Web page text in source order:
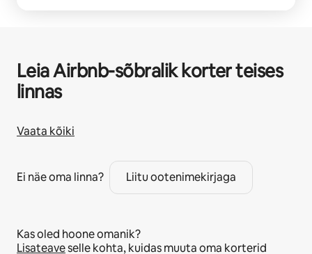
Leia Airbnb-sõbralik korter teises
linnas
Vaata kõiki
Ei näe oma linna? Liitu ootenimekirjaga
Kas oled hoone omanik?
Lisateaveselle kohta, kuidas muuta oma korterid